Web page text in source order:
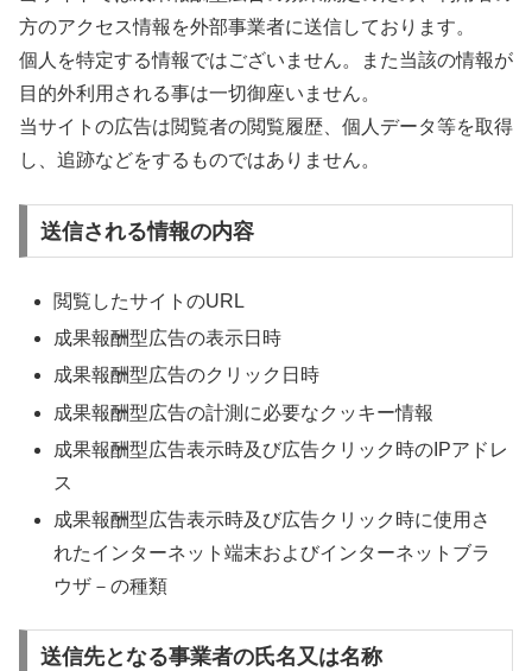
方のアク セス情報を外部事業者に送信しております。
個人を特定する情報ではございません。また当該の情報が
目的外利 用される事は一切御座いません。
当サイトの広告は閲覧者の閲覧履歴、個人データ等を取得
し、追跡などをするものではありません。
送信される情報の内容
閲覧したサイトのURL
成果報酬型広告の表示日時
成果報酬型広告のクリック日時
成果報酬型広告の計測に必要なクッキー情報
成果報酬型広告表示時及び広告クリック時のIPアドレ
ス
成果報酬型広告表示時及び広告クリック時に使用さ
れたインターネット端末およびインターネットブラ
ウザ－の種類
送信先となる事業者の氏名又は名称